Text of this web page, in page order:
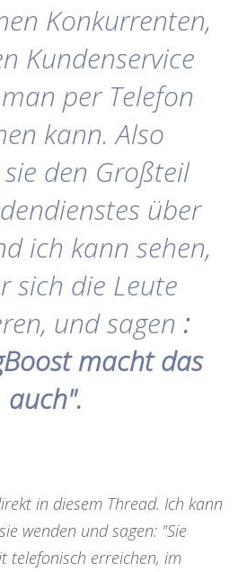
Konkurrenten,
Kundenservice
per Telefon
kann. Also
den Großteil
über
ich kann sehen,
sich die Leute
und sagen :
macht das
auch".
in diesem Thread. Ich kann
wenden und sagen: "Sie
telefonisch erreichen, im